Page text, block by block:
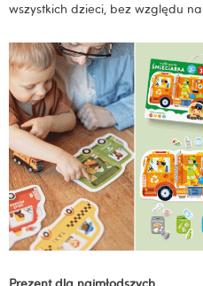
wszystkich dzieci, bez względu